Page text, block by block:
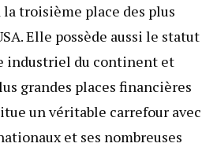
la troisième place des plus
Elle possède aussi le statut
industriel du continent et
grandes places financières
un véritable carrefour avec
et ses nombreuses